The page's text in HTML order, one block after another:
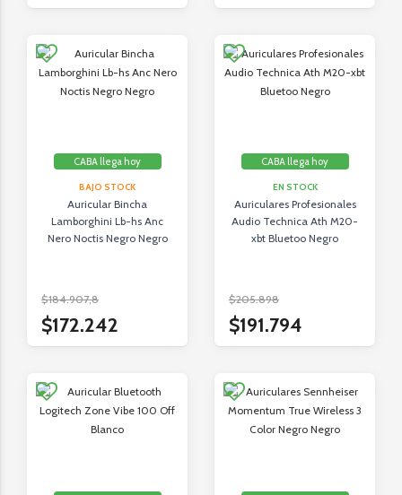
CABA llega hoy
BAJO STOCK
Auricular Bincha
Lamborghini Lb-hs Anc
Nero Noctis Negro Negro
$184.907,8
$172.242
CABA llega hoy
EN STOCK
Auriculares Profesionales
Audio Technica Ath M20-
xbt Bluetoo Negro
$205.898
$191.794